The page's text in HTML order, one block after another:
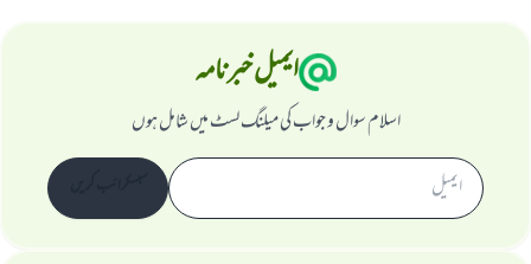
ایمیل خبرنامہ
اسلام سوال و جواب کی میلنگ لسٹ میں شامل ہوں